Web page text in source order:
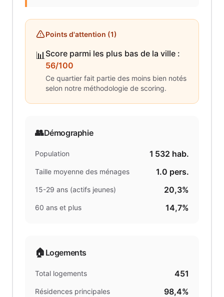
Points d'attention (1)
📊Score parmi les plus bas de la ville :
56/100
Ce quartier fait partie des moins bien notés
selon notre méthodologie de scoring.
👥Démographie
Population 1 532 hab.
Taille moyenne des ménages 1.0 pers.
15-29 ans (actifs jeunes) 20,3%
60 ans et plus 14,7%
🏠 Logements
Total logements 451
Résidences principales 98,4%